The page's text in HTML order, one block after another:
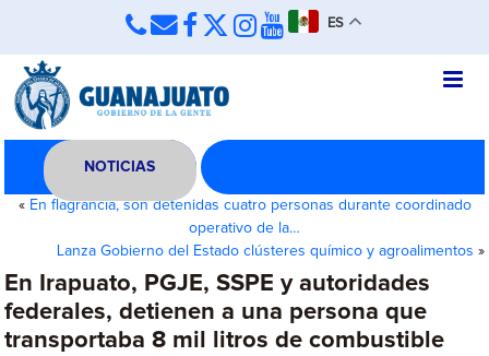
ES
NOTICIAS
« En flagrancia, son detenidas cuatro personas durante coordinado
operativo de la…
Lanza Gobierno del Estado clústeres químico y agroalimentos »
En Irapuato, PGJE, SSPE y autoridades
federales, detienen a una persona que
transportaba 8 mil litros de combustible